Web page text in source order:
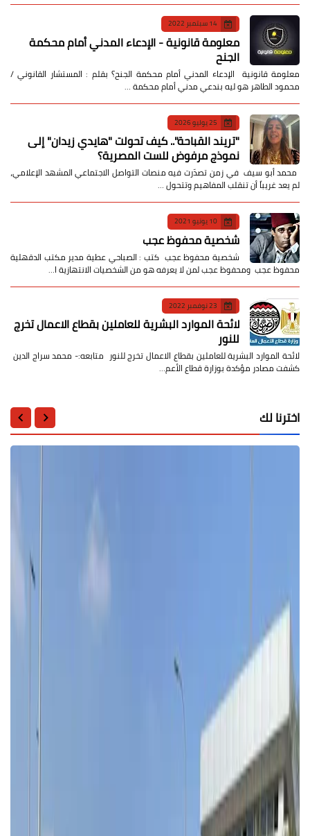
14 سبتمبر 2022
معلومة قانونية - الإدعاء المدني أمام محكمة
الجنح
معلومة قانونية الإدعاء المدني أمام محكمة الجنح؟ بقلم : المستشار القانوني /
محمود الطاهر هو ليه بندعي مدني أمام محكمة …
25 يوليو 2026
​"تريند القباحة".. كيف تحولت "هايدي زيدان" إلى
نموذج مرفوض للست المصرية؟
​ محمد أبو سيف ​في زمن تصدّرت فيه منصات التواصل الاجتماعي المشهد الإعلامي،
لم يعد غريباً أن تنقلب المفاهيم وتتحول …
10 يونيو 2021
شخصية محفوظ عجب
شخصية محفوظ عجب كتب : الصباحي عطية مدير مكتب الدقهلية
محفوظ عجب ومحفوظ عجب لمن لا يعرفه هو من الشخصيات الانتهازية ا…
23 نوفمبر 2022
لائحة الموارد البشرية للعاملين بقطاع الاعمال تخرج
للنور
لائحة الموارد البشرية للعاملين بقطاع الاعمال تخرج للنور متابعه:- محمد سراج الدين
كشفت مصادر مؤكدة بوزارة قطاع الأعم…
اخترنا لك